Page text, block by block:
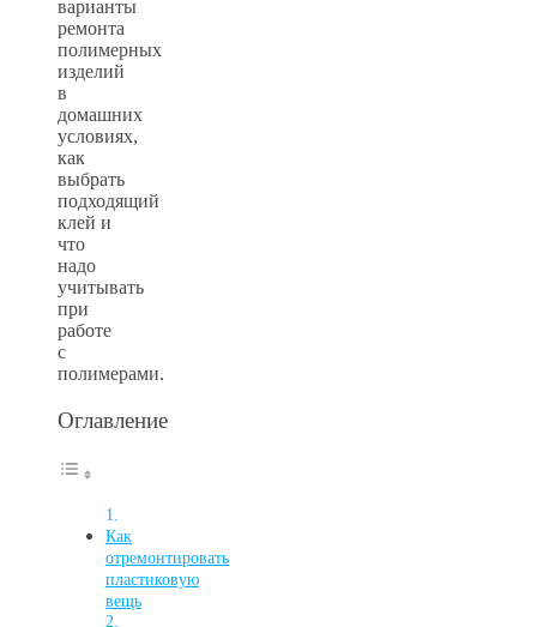
варианты
ремонта
полимерных
изделий
в
домашних
условиях,
как
выбрать
подходящий
клей и
что
надо
учитывать
при
работе
с
полимерами.
Оглавление
Как
отремонтировать
пластиковую
вещь